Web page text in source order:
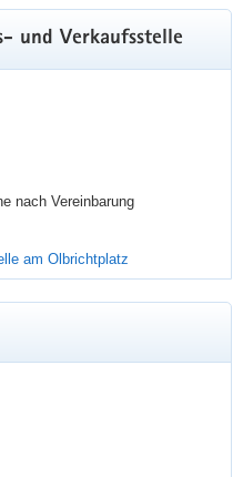
aktualisiert.
und Verkaufsstelle
nach Vereinbarung
am Olbrichtplatz